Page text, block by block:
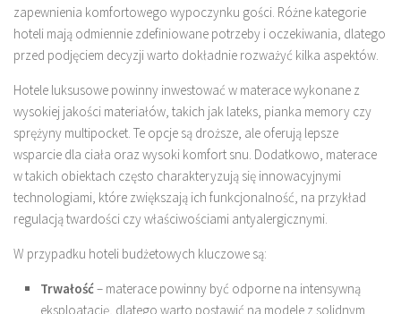
zapewnienia komfortowego wypoczynku gości. Różne kategorie
hoteli mają odmiennie zdefiniowane potrzeby i oczekiwania, dlatego
przed podjęciem decyzji warto dokładnie rozważyć kilka aspektów.
Hotele luksusowe powinny inwestować w materace wykonane z
wysokiej jakości materiałów, takich jak lateks, pianka memory czy
sprężyny multipocket. Te opcje są droższe, ale oferują lepsze
wsparcie dla ciała oraz wysoki komfort snu. Dodatkowo, materace
w takich obiektach często charakteryzują się innowacyjnymi
technologiami, które zwiększają ich funkcjonalność, na przykład
regulacją twardości czy właściwościami antyalergicznymi.
W przypadku hoteli budżetowych kluczowe są:
Trwałość– materace powinny być odporne na intensywną
eksploatację, dlatego warto postawić na modele z solidnym